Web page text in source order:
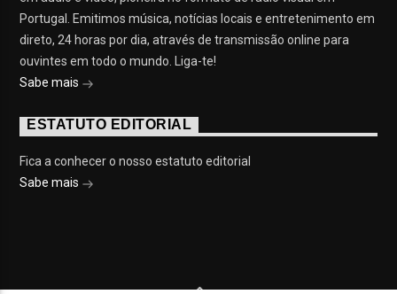
Portugal. Emitimos música, notícias locais e entretenimento em
direto, 24 horas por dia, através de transmissão online para
ouvintes em todo o mundo. Liga-te!
Sabe mais
ESTATUTO EDITORIAL
Fica a conhecer o nosso estatuto editorial
Sabe mais